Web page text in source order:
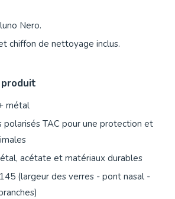
Nero.
chiffon de nettoyage inclus.
métal
polarisés TAC pour une protection et
acétate et matériaux durables
(largeur des verres - pont nasal -